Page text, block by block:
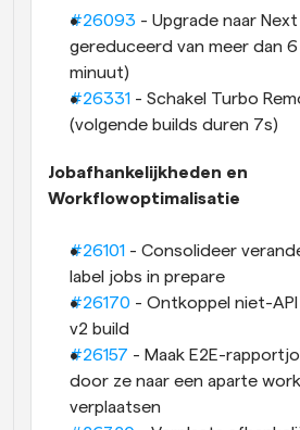
#26093 - Upgrade naar Next
gereduceerd van meer dan
minuut)
#26331 - Schakel Turbo
(volgende builds duren 7s)
Jobafhankelijkheden en
Workflowoptimalisatie
#26101 - Consolideer
label jobs in prepare
#26170 - Ontkoppel niet-API
v2 build
#26157 - Maak E2E-
door ze naar een aparte
verplaatsen